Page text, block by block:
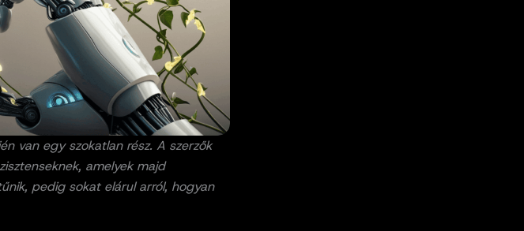
van egy szokatlan rész. A szerzők
amelyek majd
pedig sokat elárul arról, hogyan